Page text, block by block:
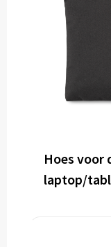
Hoes voor
laptop/